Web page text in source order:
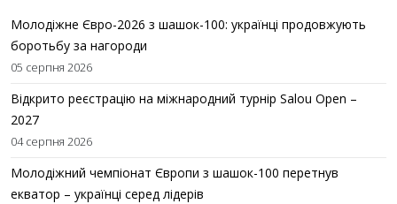
Молодіжне Євро-2026 з шашок-100: українці продовжують
боротьбу за нагороди
05 серпня 2026
Відкрито реєстрацію на міжнародний турнір Salou Open –
2027
04 серпня 2026
Молодіжний чемпіонат Європи з шашок-100 перетнув
екватор – українці серед лідерів